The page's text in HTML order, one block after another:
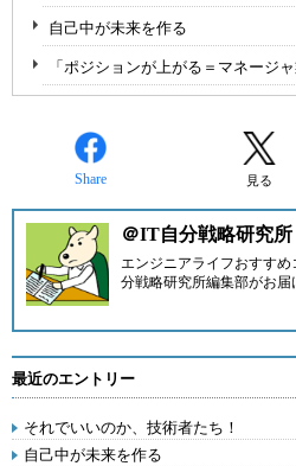
自己中が未来を作る
「ポジションが上がる＝マネージ
Share 見る
＠IT自分戦略研究所
エンジニアライフおすすめ
分戦略研究所編集部がお届
最近のエントリー
それでいいのか、技術者たち！
自己中が未来を作る